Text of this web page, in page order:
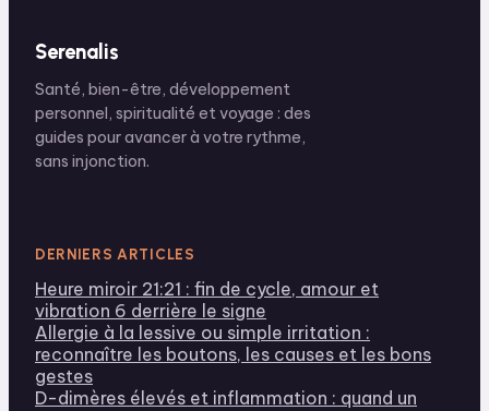
Serenalis
Santé, bien-être, développement
personnel, spiritualité et voyage : des
guides pour avancer à votre rythme,
sans injonction.
DERNIERS ARTICLES
Heure miroir 21:21 : fin de cycle, amour et
vibration 6 derrière le signe
Allergie à la lessive ou simple irritation :
reconnaître les boutons, les causes et les bons
gestes
D-dimères élevés et inflammation : quand un